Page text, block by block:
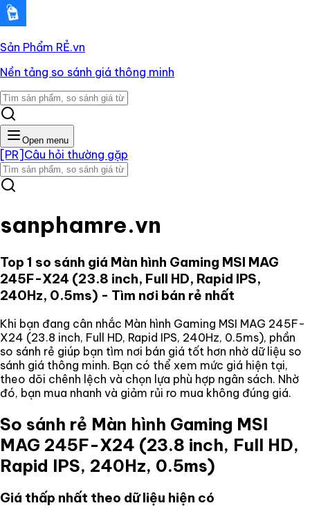
Sản Phẩm RẺ.vn
Nền tảng so sánh giá thông minh
Open menu
[PR] Câu hỏi thường gặp
sanphamre.vn
Top 1 so sánh giá Màn hình Gaming MSI MAG
245F-X24 (23.8 inch, Full HD, Rapid IPS,
240Hz, 0.5ms) - Tìm nơi bán rẻ nhất
Khi bạn đang cân nhắc Màn hình Gaming MSI MAG 245F-
X24 (23.8 inch, Full HD, Rapid IPS, 240Hz, 0.5ms), phần
so sánh rẻ giúp bạn tìm nơi bán giá tốt hơn nhờ dữ liệu so
sánh giá thông minh. Bạn có thể xem mức giá hiện tại,
theo dõi chênh lệch và chọn lựa phù hợp ngân sách. Nhờ
đó, bạn mua nhanh và giảm rủi ro mua không đúng giá.
So sánh rẻ Màn hình Gaming MSI
MAG 245F-X24 (23.8 inch, Full HD,
Rapid IPS, 240Hz, 0.5ms)
Giá thấp nhất theo dữ liệu hiện có